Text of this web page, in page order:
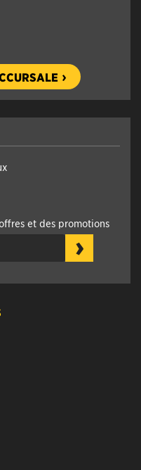
et des promotions
›